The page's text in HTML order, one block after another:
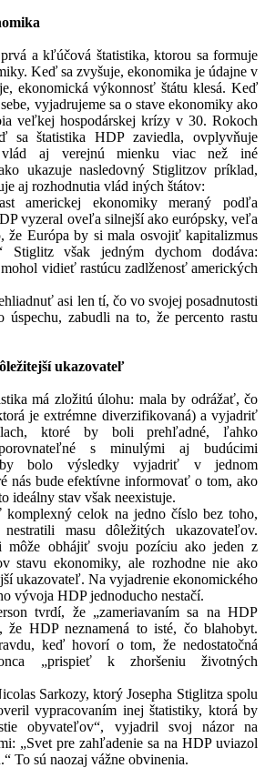
a kľúčová štatistika, ktorou sa formuje
Keď sa zvyšuje, ekonomika je údajne v
ekonomická výkonnosť štátu klesá. Keď
vyjadrujeme sa o stave ekonomiky ako
veľkej hospodárskej krízy v 30. Rokoch
sa štatistika HDP zaviedla, ovplyvňuje
vlád aj verejnú mienku viac než iné
ukazuje nasledovný Stiglitzov príklad,
aj rozhodnutia vlád iných štátov:
americkej ekonomiky meraný podľa
vyzeral oveľa silnejší ako európsky, veľa
že Európa by si mala osvojiť kapitalizmus
Stiglitz však jedným dychom dodáva:
vidieť rastúcu zadlženosť amerických
asi len tí, čo vo svojej posadnutosti
úspechu, zabudli na to, že percento rastu
ukazovateľ
má zložitú úlohu: mala by odrážať, čo
je extrémne diverzifikovaná) a vyjadriť
ktoré by boli prehľadné, ľahko
s minulými aj budúcimi
by bolo výsledky vyjadriť v jednom
nás bude efektívne informovať o tom, ako
ideálny stav však neexistuje.
komplexný celok na jedno číslo bez toho,
masu dôležitých ukazovateľov.
môže obhájiť svoju pozíciu ako jeden z
stavu ekonomiky, ale rozhodne nie ako
ukazovateľ. Na vyjadrenie ekonomického
vývoja HDP jednoducho nestačí.
tvrdí, že „zameriavaním sa na HDP
že HDP neznamená to isté, čo blahobyt.
keď hovorí o tom, že nedostatočná
„prispieť k zhoršeniu životných
Sarkozy, ktorý Josepha Stiglitza spolu
vypracovaním inej štatistiky, ktorá by
obyvateľov“, vyjadril svoj názor na
„Svet pre zahľadenie sa na HDP uviazol
To sú naozaj vážne obvinenia.